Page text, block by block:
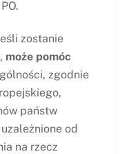
zostanie
może pomóc
zgodnie
państw
od
na rzecz